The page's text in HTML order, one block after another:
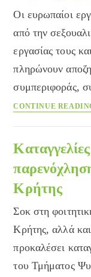
Οι ευρωπαίοι
από την
εργασίας τους
πληρώνουν
συμπεριφοράς,
CONTINUE
Κρήτης
Σοκ στη
Κρήτης, αλλά
προκαλέσει
του Τμήματος